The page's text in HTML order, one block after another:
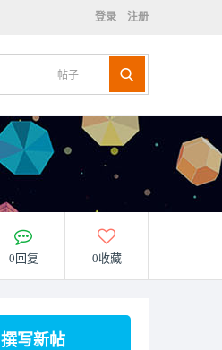
登录 注册
帖子
0回复 0收藏
撰写新帖